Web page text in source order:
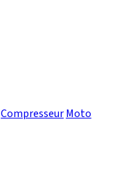
CompresseurMoto